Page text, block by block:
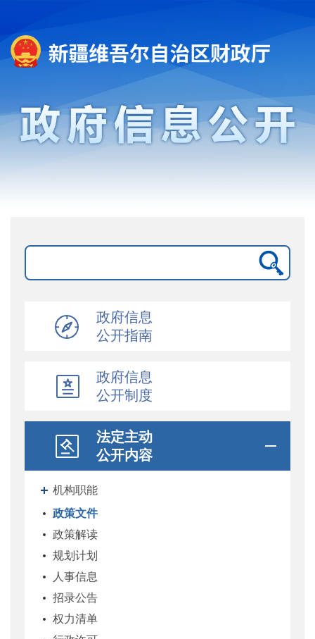
政府信息
公开指南
政府信息
公开制度
法定主动
公开内容
机构职能
政策文件
政策解读
规划计划
人事信息
招录公告
权力清单